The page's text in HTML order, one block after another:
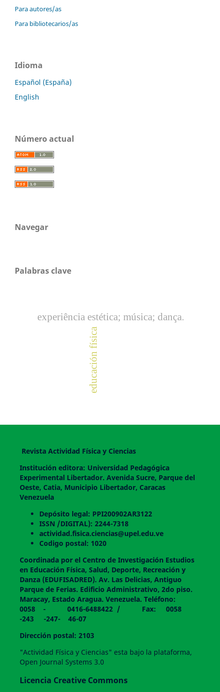
Para autores/as
Para bibliotecarios/as
Idioma
Español (España)
English
Número actual
Navegar
Palabras clave
educación física
experiência estética; música; dança.
Revista Actividad Física y Ciencias
Institución editora: Universidad Pedagógica
Experimental Libertador. Avenida Sucre, Parque del
Oeste, Catia, Municipio Libertador, Caracas
Venezuela
Depósito legal: PPI200902AR3122
ISSN /DIGITAL): 2244-7318
actividad.fisica.ciencias@upel.edu.ve
Codigo postal: 1020
Coordinada por el Centro de Investigación Estudios
en Educación Física, Salud, Deporte, Recreación y
Danza (EDUFISADRED). Av. Las Delicias, Antiguo
Parque de Ferias. Edificio Administrativo, 2do piso.
Maracay, Estado Aragua. Venezuela. Teléfono:
0058 - 0416-6488422 / Fax: 0058
-243 -247- 46-07
Dirección postal: 2103
"Actividad Física y Ciencias" esta bajo la plataforma,
Open Journal Systems 3.0
Licencia Creative Commons